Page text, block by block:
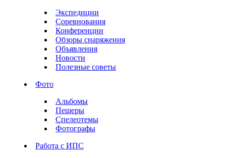
Экспедиции
Соревнования
Конференции
Обзоры снаряжения
Объявления
Новости
Полезные советы
Фото
Альбомы
Пещеры
Спелеотемы
Фотографы
Работа с ИПС